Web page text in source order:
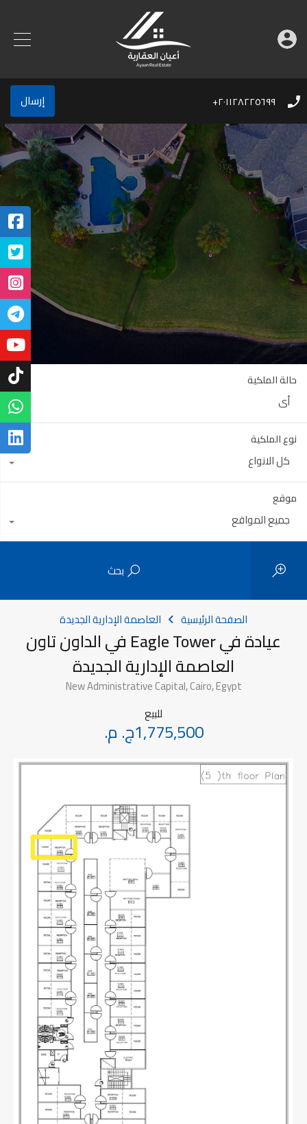
٢٠١١٢٨٢٢٥٦٩٩+ إرسال
حالة الملكية
أي
نوع الملكية
كل الانواع
موقع
جميع المواقع
بحث
الصفحة الرئيسية العاصمة الإدارية الجديدة
عيادة في Eagle Tower في الداون تاون
العاصمة الإدارية الجديدة
New Administrative Capital, Cairo, Egypt
للبيع
1,775,500ج. م.